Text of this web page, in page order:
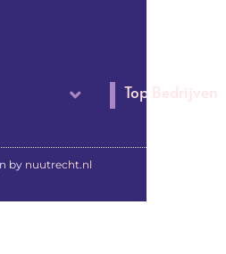
Top Bedrijven
by nuutrecht.nl